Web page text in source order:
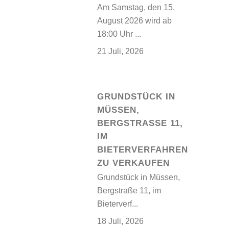
Am Samstag, den 15.
August 2026 wird ab
18:00 Uhr ...
21 Juli, 2026
GRUNDSTÜCK IN
MÜSSEN,
BERGSTRASSE 11, I
M B
IETERVERFAHREN Z
U VERKAUFEN
Grundstück in Müssen,
Bergstraße 11, im
Bieterverf...
18 Juli, 2026